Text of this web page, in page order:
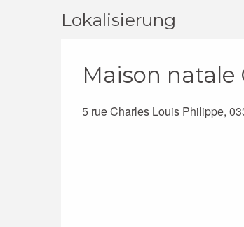
Lokalisierung
Maison
5 rue Charles Louis Philippe,